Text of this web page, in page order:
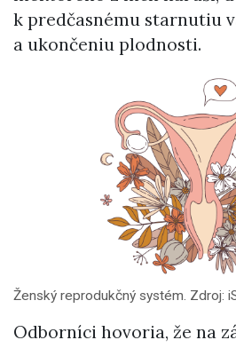
k predčasnému starnutiu
a ukončeniu plodnosti.
Ženský reprodukčný systém. Zdroj:
Odborníci hovoria, že na